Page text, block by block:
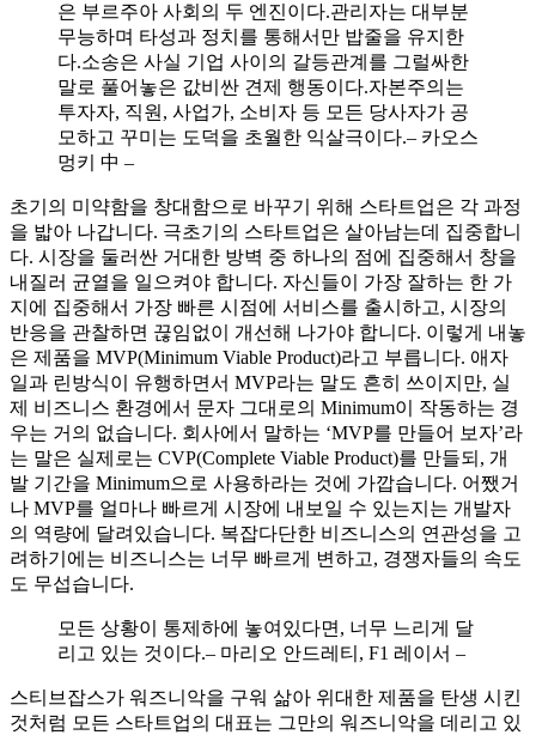
은 부르주아 사회의 두 엔진이다.관리자는 대부분
무능하며 타성과 정치를 통해서만 밥줄을 유지한
다.소송은 사실 기업 사이의 갈등관계를 그럴싸한
말로 풀어놓은 값비싼 견제 행동이다.자본주의는
투자자, 직원, 사업가, 소비자 등 모든 당사자가 공
모하고 꾸미는 도덕을 초월한 익살극이다.– 카오스
멍키 中 –
초기의 미약함을 창대함으로 바꾸기 위해 스타트업은 각 과정
을 밟아 나갑니다. 극초기의 스타트업은 살아남는데 집중합니
다. 시장을 둘러싼 거대한 방벽 중 하나의 점에 집중해서 창을
내질러 균열을 일으켜야 합니다. 자신들이 가장 잘하는 한 가
지에 집중해서 가장 빠른 시점에 서비스를 출시하고, 시장의
반응을 관찰하면 끊임없이 개선해 나가야 합니다. 이렇게 내놓
은 제품을 MVP(Minimum Viable Product)라고 부릅니다. 애자
일과 린방식이 유행하면서 MVP라는 말도 흔히 쓰이지만, 실
제 비즈니스 환경에서 문자 그대로의 Minimum이 작동하는 경
우는 거의 없습니다. 회사에서 말하는 ‘MVP를 만들어 보자’라
는 말은 실제로는 CVP(Complete Viable Product)를 만들되, 개
발 기간을 Minimum으로 사용하라는 것에 가깝습니다. 어쨌거
나 MVP를 얼마나 빠르게 시장에 내보일 수 있는지는 개발자
의 역량에 달려있습니다. 복잡다단한 비즈니스의 연관성을 고
려하기에는 비즈니스는 너무 빠르게 변하고, 경쟁자들의 속도
도 무섭습니다.
모든 상황이 통제하에 놓여있다면, 너무 느리게 달
리고 있는 것이다.– 마리오 안드레티, F1 레이서 –
스티브잡스가 워즈니악을 구워 삶아 위대한 제품을 탄생 시킨
것처럼 모든 스타트업의 대표는 그만의 워즈니악을 데리고 있